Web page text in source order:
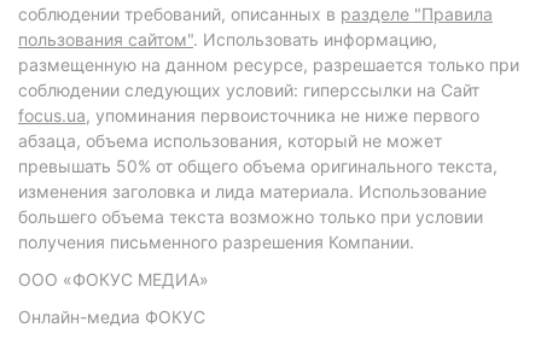
соблюдении требований, описанных в разделе "Правила
пользования сайтом". Использовать информацию,
размещенную на данном ресурсе, разрешается только при
соблюдении следующих условий: гиперссылки на Сайт
focus.ua, упоминания первоисточника не ниже первого
абзаца, объема использования, который не может
превышать 50% от общего объема оригинального текста,
изменения заголовка и лида материала. Использование
большего объема текста возможно только при условии
получения письменного разрешения Компании.
ООО «ФОКУС МЕДИА»
Онлайн-медиа ФОКУС